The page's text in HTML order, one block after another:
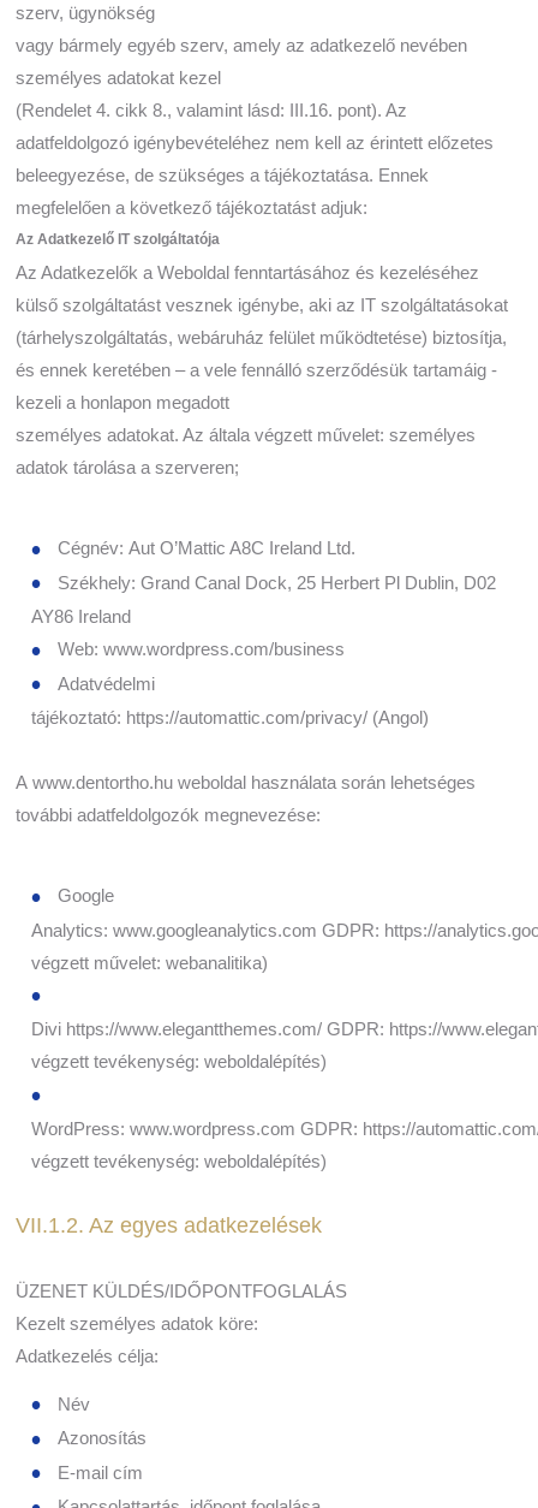
szerv, ügynökség
vagy bármely egyéb szerv, amely az adatkezelő nevében
személyes adatokat kezel
(Rendelet 4. cikk 8., valamint lásd: III.16. pont). Az
adatfeldolgozó igénybevételéhez nem kell az érintett előzetes
beleegyezése, de szükséges a tájékoztatása. Ennek
megfelelően a következő tájékoztatást adjuk:
Az Adatkezelő IT szolgáltatója
Az Adatkezelők a Weboldal fenntartásához és kezeléséhez
külső szolgáltatást vesznek igénybe, aki az IT szolgáltatásokat
(tárhelyszolgáltatás, webáruház felület működtetése) biztosítja,
és ennek keretében – a vele fennálló szerződésük tartamáig -
kezeli a honlapon megadott
személyes adatokat. Az általa végzett művelet: személyes
adatok tárolása a szerveren;
Cégnév: Aut O’Mattic A8C Ireland Ltd.
Székhely: Grand Canal Dock, 25 Herbert Pl Dublin, D02
AY86 Ireland
Web: www.wordpress.com/business
Adatvédelmi
tájékoztató: https://automattic.com/privacy/ (Angol)
A www.dentortho.hu weboldal használata során lehetséges
további adatfeldolgozók megnevezése:
Google
Analytics: www.googleanalytics.com GDPR: https://
végzett művelet: webanalitika)
Divi https://www.elegantthemes.com/ GDPR: https://
végzett tevékenység: weboldalépítés)
WordPress: www.wordpress.com GDPR: https://
végzett tevékenység: weboldalépítés)
VII.1.2. Az egyes adatkezelések
ÜZENET KÜLDÉS/IDŐPONTFOGLALÁS
Kezelt személyes adatok köre:
Adatkezelés célja:
Név
Azonosítás
E-mail cím